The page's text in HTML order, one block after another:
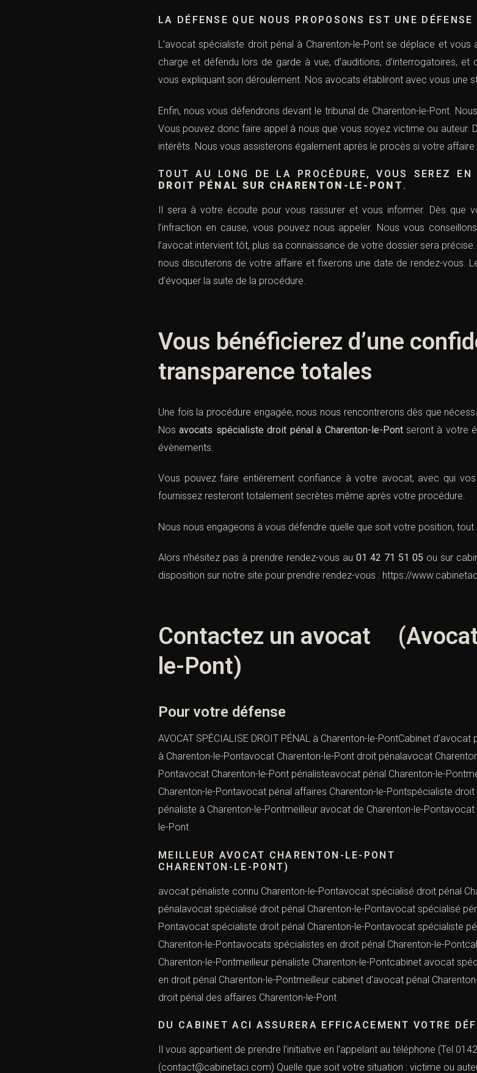
LA DÉFENSE QUE NOUS PROPOSONS EST UNE
L’avocat spécialiste droit pénal à Charenton-le-Pont se déplace et
charge et défendu lors de garde à vue, d’auditions, d’interrogatoires,
vous expliquant son déroulement. Nos avocats établiront avec vous une
Enfin, nous vous défendrons devant le tribunal de Charenton-le-Pont.
Vous pouvez donc faire appel à nous que vous soyez victime ou auteur.
intérêts. Nous vous assisterons également après le procès si votre affaire
TOUT AU LONG DE LA PROCÉDURE, VOUS SEREZ EN
DROIT PÉNAL SUR CHARENTON-LE-PONT .
Il sera à votre écoute pour vous rassurer et vous informer. Dès que
l’infraction en cause, vous pouvez nous appeler. Nous vous
l’avocat intervient tôt, plus sa connaissance de votre dossier sera
nous discuterons de votre affaire et fixerons une date de rendez-vous.
d’évoquer la suite de la procédure.
Vous bénéficierez d’une
transparence totales
Une fois la procédure engagée, nous nous rencontrerons dès que
Nosavocats spécialiste droit pénal à Charenton-le-Pontseront à votre
évènements.
Vous pouvez faire entièrement confiance à votre avocat, avec qui
fournissez resteront totalement secrètes même après votre procédure.
Nous nous engageons à vous défendre quelle que soit votre position,
Alors n’hésitez pas à prendre rendez-vous au 01 42 71 51 05 ou sur
disposition sur notre site pour prendre rendez-vous : https://
Contactez un avocat
le-Pont)
Pour votre défense
AVOCAT SPÉCIALISE DROIT PÉNAL à Charenton-le-PontCabinet
à Charenton-le-Pontavocat Charenton-le-Pont droit pénalavocat
Pontavocat Charenton-le-Pont pénalisteavocat pénal Charenton-le-
Charenton-le-Pontavocat pénal affaires Charenton-le-Pontspécialiste
pénaliste à Charenton-le-Pontmeilleur avocat de Charenton-le-
le-Pont
MEILLEUR AVOCAT CHARENTON-LE-
CHARENTON-LE-PONT)
avocat pénaliste connu Charenton-le-Pontavocat spécialisé droit pénal
pénalavocat spécialisé droit pénal Charenton-le-Pontavocat spécialisé
Pontavocat spécialiste droit pénal Charenton-le-Pontavocat spécialiste
Charenton-le-Pontavocats spécialistes en droit pénal Charenton-le-
Charenton-le-Pontmeilleur pénaliste Charenton-le-Pontcabinet avocat
en droit pénal Charenton-le-Pontmeilleur cabinet d’avocat pénal
droit pénal des affaires Charenton-le-Pont
DU CABINET ACI ASSURERA EFFICACEMENT VOTRE
Il vous appartient de prendre l’initiative en l’appelant au téléphone (Tel
(contact@cabinetaci.com) Quelle que soit votre situation : victime ou